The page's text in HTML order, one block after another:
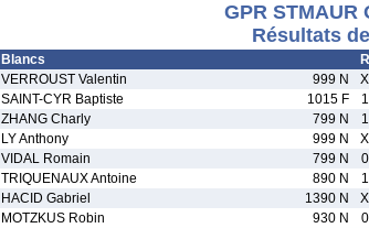
GPR STMAUR
Résultats
Blancs
VERROUST Valentin 999 N
SAINT-CYR Baptiste 1015 F
ZHANG Charly 799 N
LY Anthony 999 N
VIDAL Romain 799 N
TRIQUENAUX Antoine 890 N
HACID Gabriel 1390 N
MOTZKUS Robin 930 N